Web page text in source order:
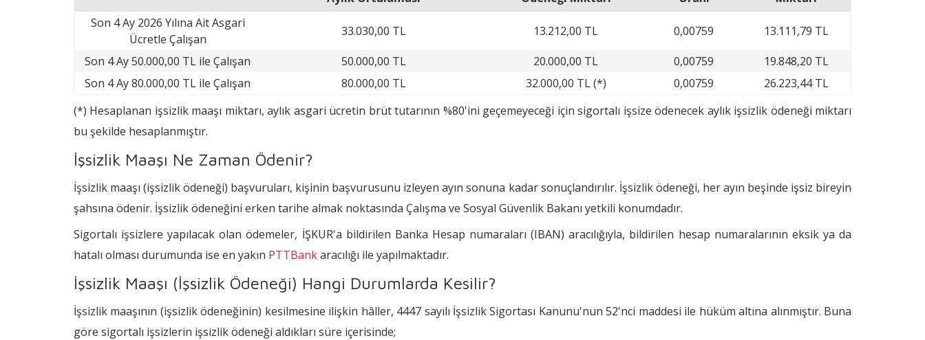
Son 4 Ay 2026 Yılına Ait Asgari
Ücretle Çalışan
33.030,00 TL 13.212,00 TL 0,00759
13.111,79 TL
Son 4 Ay 50.000,00 TL ile Çalışan
50.000,00 TL 20.000,00 TL 0,00759
19.848,20 TL
Son 4 Ay 80.000,00 TL ile Çalışan
80.000,00 TL 32.000,00 TL (*) 0,00759
26.223,44 TL
(*) Hesaplanan işsizlik maaşı miktarı, aylık asgari ücretin brüt tutarının %80'ini geçemeyeceği için sigortalı işsize ödenecek aylık işsizlik ödeneği miktarı
bu şekilde hesaplanmıştır.
İşsizlik Maaşı Ne Zaman Ödenir?
İşsizlik maaşı (işsizlik ödeneği) başvuruları, kişinin başvurusunu izleyen ayın sonuna kadar sonuçlandırılır. İşsizlik ödeneği, her ayın beşinde işsiz bireyin
şahsına ödenir. İşsizlik ödeneğini erken tarihe almak noktasında Çalışma ve Sosyal Güvenlik Bakanı yetkili konumdadır.
Sigortalı işsizlere yapılacak olan ödemeler, İŞKUR'a bildirilen Banka Hesap numaraları (IBAN) aracılığıyla, bildirilen hesap numaralarının eksik ya da
hatalı olması durumunda ise en yakın PTTBankaracılığı ile yapılmaktadır.
İşsizlik Maaşı (İşsizlik Ödeneği) Hangi Durumlarda Kesilir?
İşsizlik maaşının (işsizlik ödeneğinin) kesilmesine ilişkin hâller, 4447 sayılı İşsizlik Sigortası Kanunu'nun 52'nci maddesi ile hüküm altına alınmıştır. Buna
göre sigortalı işsizlerin işsizlik ödeneği aldıkları süre içerisinde;